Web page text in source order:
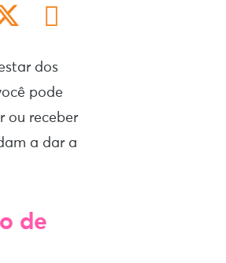
dos
pode
ou receber
a dar a
de